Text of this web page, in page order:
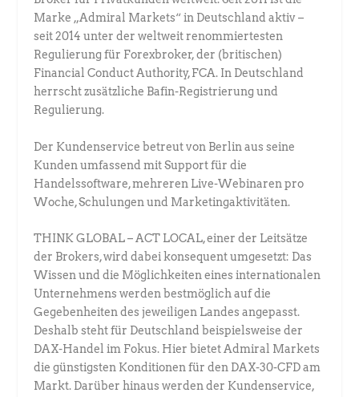
Marke „Admiral Markets“ in Deutschland aktiv –
seit 2014 unter der weltweit renommiertesten
Regulierung für Forexbroker, der (britischen)
Financial Conduct Authority, FCA. In Deutschland
herrscht zusätzliche Bafin-Registrierung und
Regulierung.
Der Kundenservice betreut von Berlin aus seine
Kunden umfassend mit Support für die
Handelssoftware, mehreren Live-Webinaren pro
Woche, Schulungen und Marketingaktivitäten.
THINK GLOBAL – ACT LOCAL, einer der Leitsätze
der Brokers, wird dabei konsequent umgesetzt: Das
Wissen und die Möglichkeiten eines internationalen
Unternehmens werden bestmöglich auf die
Gegebenheiten des jeweiligen Landes angepasst.
Deshalb steht für Deutschland beispielsweise der
DAX-Handel im Fokus. Hier bietet Admiral Markets
die günstigsten Konditionen für den DAX-30-CFD am
Markt. Darüber hinaus werden der Kundenservice,